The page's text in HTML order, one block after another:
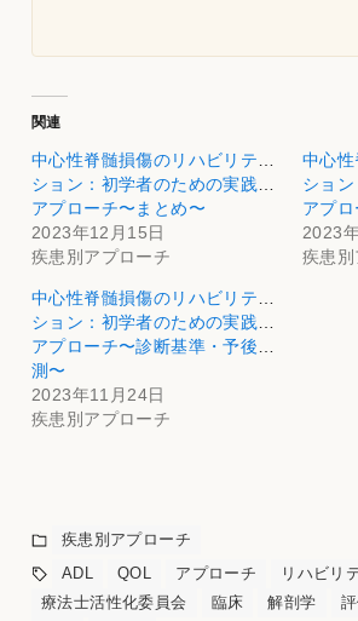
関連
中心性脊髄損傷のリハビリテー
ション：初学者のための実践的
アプローチ〜まとめ〜
2023年12月15日
疾患別アプローチ
中心
ショ
アプ
2023
疾患
中心性脊髄損傷のリハビリテー
ション：初学者のための実践的
アプローチ〜診断基準・予後予
測〜
2023年11月24日
疾患別アプローチ
疾患別アプローチ
ADL
QOL アプローチ リハビリ
療法士活性化委員会
臨床 解剖学